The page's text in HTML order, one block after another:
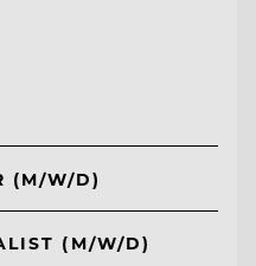
(M/W/D)
(M/W/D)